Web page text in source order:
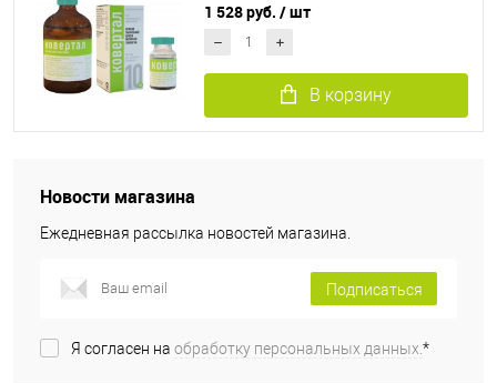
1 528 руб. / шт
В корзину
Новости магазина
Ежедневная рассылка новостей магазина.
Подписаться
Я согласен на обработку персональных данных.*